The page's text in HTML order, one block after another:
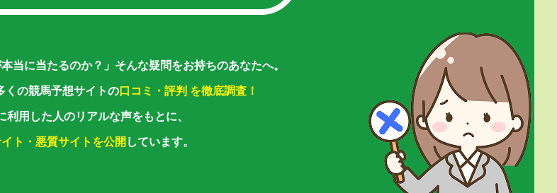
当に当たるのか？」 そんな疑問をお持ちのあなたへ。
くの競馬予想サイトの口コミ・評判 を徹底調査！
利用した人のリアルな声をもとに、
ト・悪質サイトを公開しています。